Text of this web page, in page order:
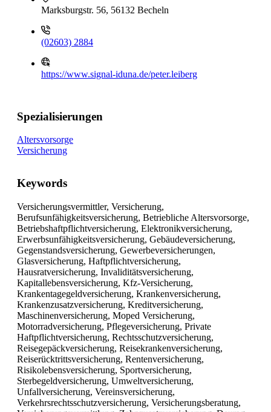
Marksburgstr. 56, 56132 Becheln
(02603) 2884
https://www.signal-iduna.de/peter.leiberg
Spezialisierungen
Altersvorsorge
Versicherung
Keywords
Versicherungsvermittler, Versicherung,
Berufsunfähigkeitsversicherung, Betriebliche Altersvorsorge,
Betriebshaftpflichtversicherung, Elektronikversicherung,
Erwerbsunfähigkeitsversicherung, Gebäudeversicherung,
Gegenstandsversicherung, Gewerbeversicherungen,
Glasversicherung, Haftpflichtversicherung,
Hausratversicherung, Invaliditätsversicherung,
Kapitallebensversicherung, Kfz-Versicherung,
Krankentagegeldversicherung, Krankenversicherung,
Krankenzusatzversicherung, Kreditversicherung,
Maschinenversicherung, Moped Versicherung,
Motorradversicherung, Pflegeversicherung, Private
Haftpflichtversicherung, Rechtsschutzversicherung,
Reisegepäckversicherung, Reisekrankenversicherung,
Reiserücktrittsversicherung, Rentenversicherung,
Risikolebensversicherung, Sportversicherung,
Sterbegeldversicherung, Umweltversicherung,
Unfallversicherung, Vereinsversicherung,
Verkehrsrechtsschutzversicherung, Versicherungsberatung,